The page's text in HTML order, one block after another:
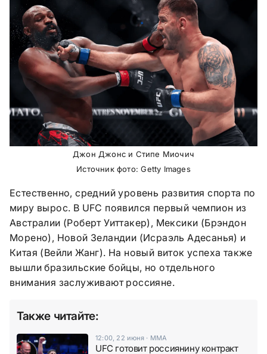
Джон Джонс и Стипе Миочич
Источник фото: Getty Images
Естественно, средний уровень развития спорта по
миру вырос. В UFC появился первый чемпион из
Австралии (Роберт Уиттакер), Мексики (Брэндон
Морено), Новой Зеландии (Исраэль Адесанья) и
Китая (Вейли Жанг). На новый виток успеха также
вышли бразильские бойцы, но отдельного
внимания заслуживают россияне.
Также читайте:
12:00, 22 июня· ММА
UFC готовит россиянину контракт